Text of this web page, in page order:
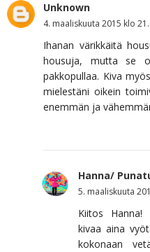
Unknown
4. maaliskuuta 2015 klo
Ihanan värikkäitä
housuja, mutta se
pakkopullaa. Kiva
mielestäni oikein
enemmän ja
Hanna/
5. maaliskuuta
Kiitos
kivaa aina
kokonaan